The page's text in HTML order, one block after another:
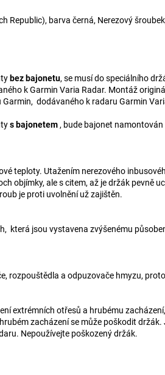
Republic), barva černá, Nerezový
bez bajonetu, se musí do speciálního
k Garmin Varia Radar. Montáž
dodávaného k radaru Garmin
s bajonetem , bude bajonet
teploty. Utažením nerezového
objímky, ale s citem, až je držák pevně
je proti uvolnění už zajištěn.
která jsou vystavena zvýšenému
rozpouštědla a odpuzovače hmyzu,
extrémních otřesů a hrubému
zacházení se může poškodit
Nepoužívejte poškozený držák.